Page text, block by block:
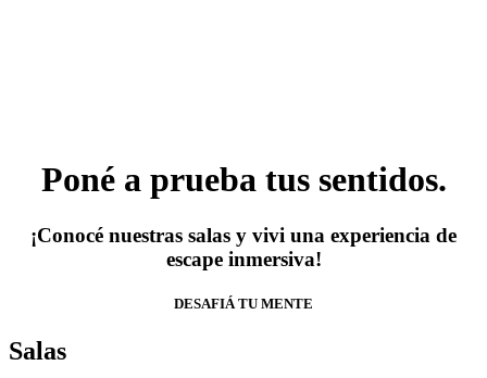
Poné a prueba tus sentidos.
¡Conocé nuestras salas y vivi una experiencia de
escape inmersiva!
DESAFIÁ TU MENTE
Salas